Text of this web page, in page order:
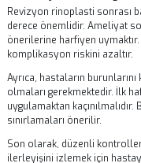
tedavi sürecinin en kritik
Değerlendirme
karar verir. Açık veya
cerrahın deneyimi büyük
Ameliyat sonrasında,
Revizyon rinoplasti
psikolojik durumu da göz
süreçte destekleyerek,